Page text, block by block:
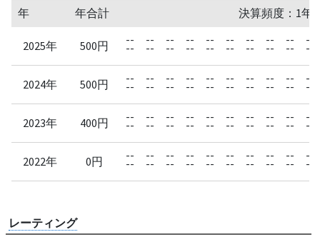
年 年合計 決算頻度：1年
2025年 500円 --
--
--
--
--
--
--
--
--
--
--
--
--
--
--
--
--
--
--
--
2024年 500円 --
--
--
--
--
--
--
--
--
--
--
--
--
--
--
--
--
--
--
--
2023年 400円 --
--
--
--
--
--
--
--
--
--
--
--
--
--
--
--
--
--
--
--
2022年 0円 --
--
--
--
--
--
--
--
--
--
--
--
--
--
--
--
--
--
--
--
レーティング